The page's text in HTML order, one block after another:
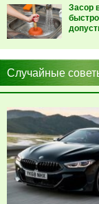
Засор
Случайные